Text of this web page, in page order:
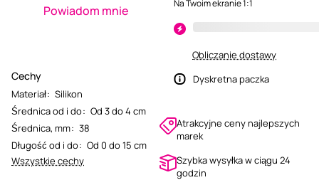
Powiadom mnie
Cechy
Materiał: Silikon
Średnica od i do: Od 3 do 4 cm
Średnica, mm: 38
Długość od i do: Od 0 do 15 cm
Wszystkie cechy
Na Twoim ekranie 1:1
Obliczanie dostawy
Dyskretna paczka
Atrakcyjne ceny najlepszych
marek
Szybka wysyłka w ciągu 24
godzin